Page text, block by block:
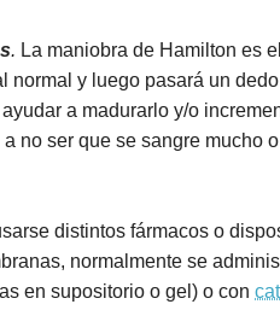
. La maniobra de Hamilton es
normal y luego pasará un
a madurarlo y/o
no ser que se sangre
distintos fármacos o
normalmente se
en supositorio o gel) o con